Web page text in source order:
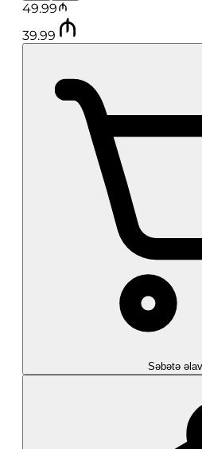
49.99
39.99
Səbətə